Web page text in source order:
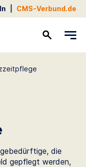
CMS-Verbund.de
die
gepflegt werden,